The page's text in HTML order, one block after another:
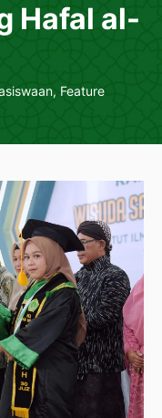
Hafal al-
, Feature